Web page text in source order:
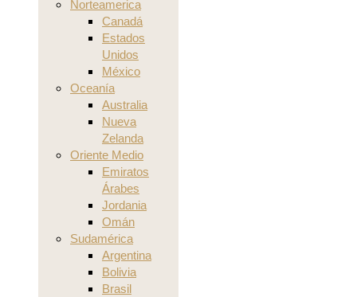
Norteamerica
Canadá
Estados
Unidos
México
Oceanía
Australia
Nueva
Zelanda
Oriente Medio
Emiratos
Árabes
Jordania
Omán
Sudamérica
Argentina
Bolivia
Brasil